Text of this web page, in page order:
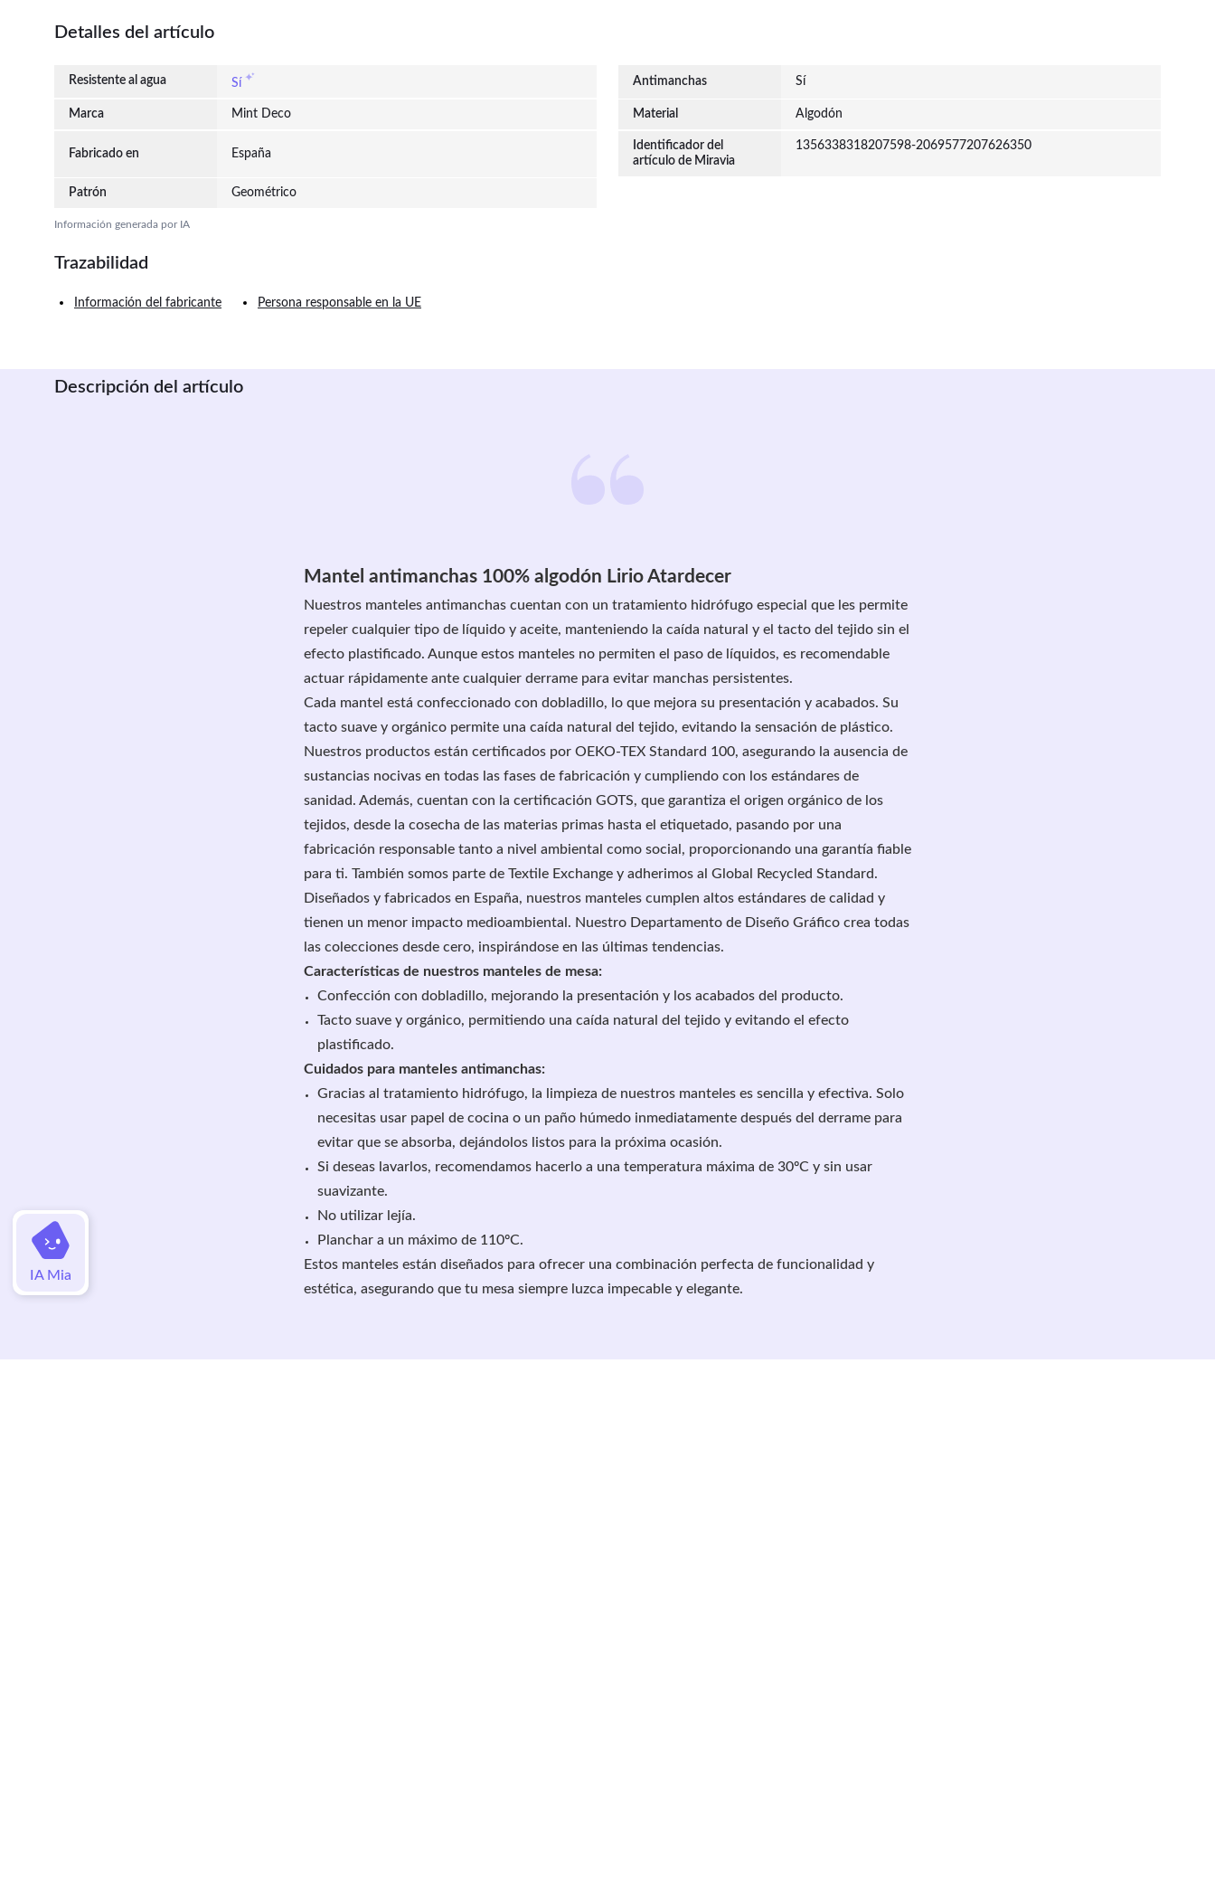
IA Mia
Detalles del artículo
Resistente al agua Sí Antimanchas Sí
Marca Mint Deco Material Algodón
Fabricado en España
Identificador del
artículo de Miravia
1356338318207598-2069577207626350
Patrón Geométrico
Información generada por IA
Trazabilidad
Información del fabricante Persona responsable en la UE
Descripción del artículo
Mantel antimanchas 100% algodón Lirio Atardecer
Nuestros manteles antimanchas cuentan con un tratamiento hidrófugo especial que les permite
repeler cualquier tipo de líquido y aceite, manteniendo la caída natural y el tacto del tejido sin el
efecto plastificado. Aunque estos manteles no permiten el paso de líquidos, es recomendable
actuar rápidamente ante cualquier derrame para evitar manchas persistentes.
Cada mantel está confeccionado con dobladillo, lo que mejora su presentación y acabados. Su
tacto suave y orgánico permite una caída natural del tejido, evitando la sensación de plástico.
Nuestros productos están certificados por OEKO-TEX Standard 100, asegurando la ausencia de
sustancias nocivas en todas las fases de fabricación y cumpliendo con los estándares de
sanidad. Además, cuentan con la certificación GOTS, que garantiza el origen orgánico de los
tejidos, desde la cosecha de las materias primas hasta el etiquetado, pasando por una
fabricación responsable tanto a nivel ambiental como social, proporcionando una garantía fiable
para ti. También somos parte de Textile Exchange y adherimos al Global Recycled Standard.
Diseñados y fabricados en España, nuestros manteles cumplen altos estándares de calidad y
tienen un menor impacto medioambiental. Nuestro Departamento de Diseño Gráfico crea todas
las colecciones desde cero, inspirándose en las últimas tendencias.
Características de nuestros manteles de mesa:
Confección con dobladillo, mejorando la presentación y los acabados del producto.
Tacto suave y orgánico, permitiendo una caída natural del tejido y evitando el efecto
plastificado.
Cuidados para manteles antimanchas:
Gracias al tratamiento hidrófugo, la limpieza de nuestros manteles es sencilla y efectiva. Solo
necesitas usar papel de cocina o un paño húmedo inmediatamente después del derrame para
evitar que se absorba, dejándolos listos para la próxima ocasión.
Si deseas lavarlos, recomendamos hacerlo a una temperatura máxima de 30ºC y sin usar
suavizante.
No utilizar lejía.
Planchar a un máximo de 110ºC.
Estos manteles están diseñados para ofrecer una combinación perfecta de funcionalidad y
estética, asegurando que tu mesa siempre luzca impecable y elegante.